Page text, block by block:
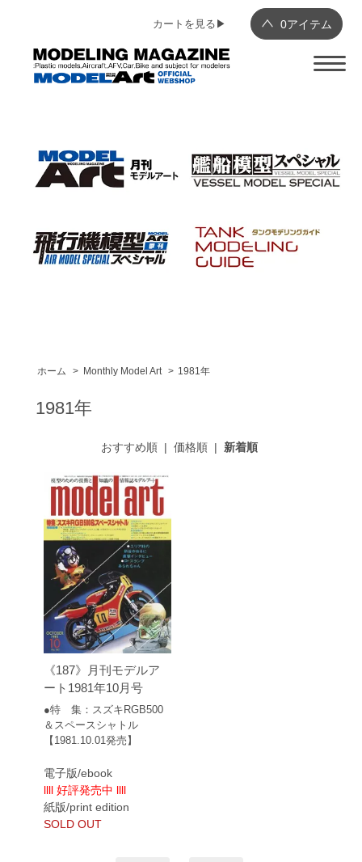
0アイテム
カートを見る▶︎
ホーム > Monthly Model Art > 1981年
1981年
おすすめ順 |価格順 | 新着順
《187》月刊モデルア
ート1981年10月号
●特 集：スズキRGB500
＆スペースシャトル
【1981.10.01発売】
電子版/ebook
llll 好評発売中 llll
紙版/print edition
SOLD OUT